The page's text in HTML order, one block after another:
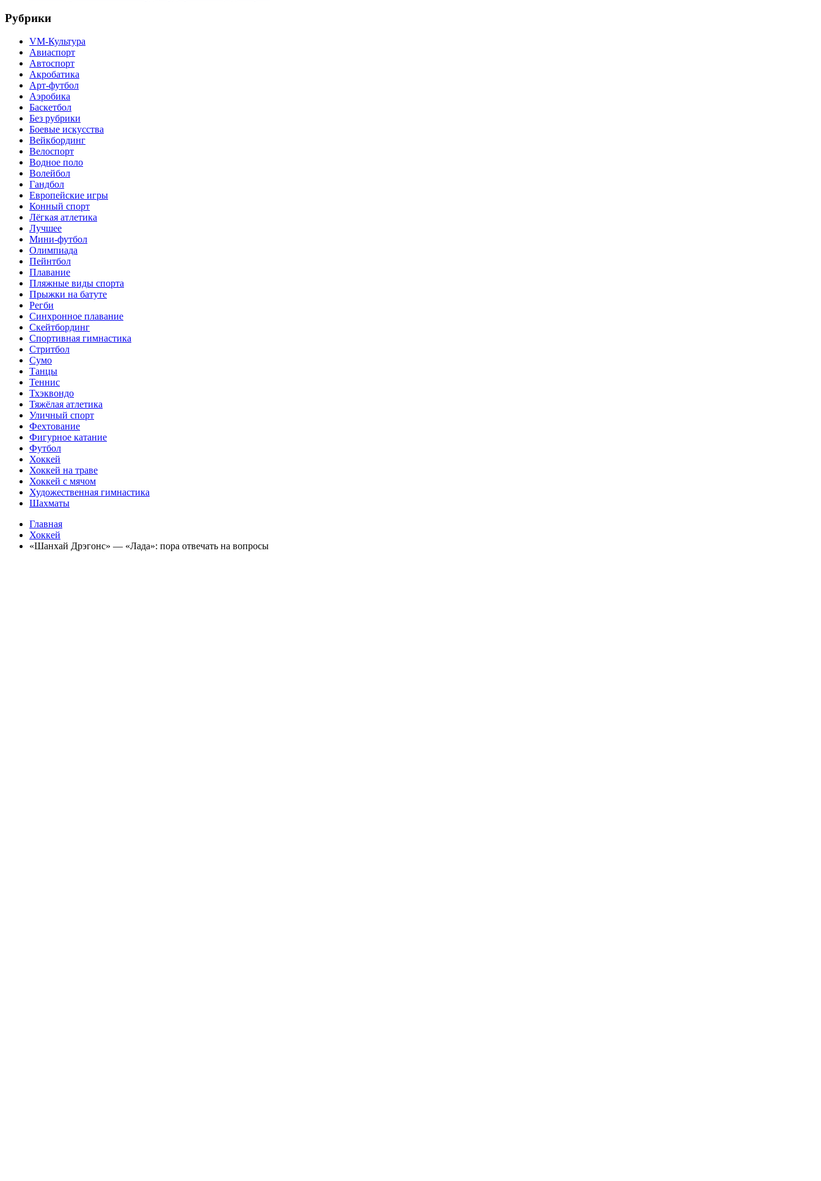
Рубрики
VM-Культура
Авиаспорт
Автоспорт
Акробатика
Арт-футбол
Аэробика
Баскетбол
Без рубрики
Боевые искусства
Вейкбординг
Велоспорт
Водное поло
Волейбол
Гандбол
Европейские игры
Конный спорт
Лёгкая атлетика
Лучшее
Мини-футбол
Олимпиада
Пейнтбол
Плавание
Пляжные виды спорта
Прыжки на батуте
Регби
Синхронное плавание
Скейтбординг
Спортивная гимнастика
Стритбол
Сумо
Танцы
Теннис
Тхэквондо
Тяжёлая атлетика
Уличный спорт
Фехтование
Фигурное катание
Футбол
Хоккей
Хоккей на траве
Хоккей с мячом
Художественная гимнастика
Шахматы
Главная
Хоккей
«Шанхай Дрэгонс» — «Лада»: пора отвечать на вопросы